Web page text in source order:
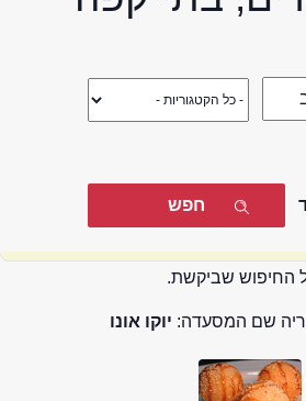
החיפוש שביקשת.
שם המסעדה: יוקו אונו